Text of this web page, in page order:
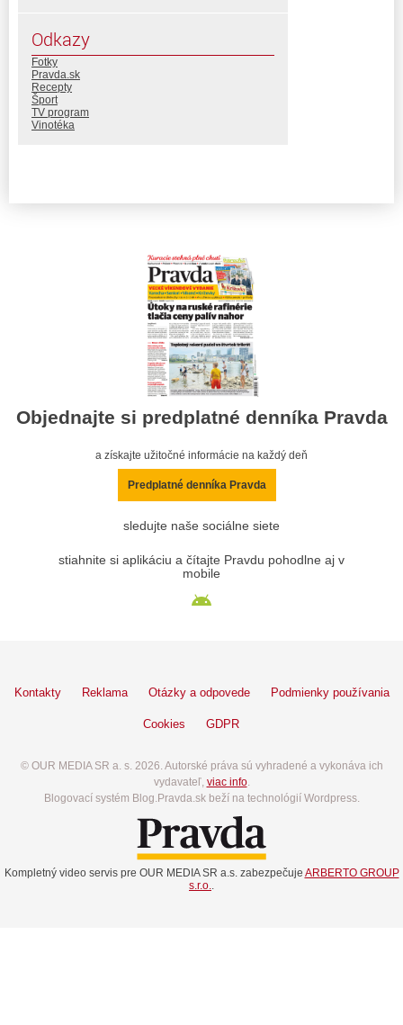
Odkazy
Fotky
Pravda.sk
Recepty
Šport
TV program
Vinotéka
Objednajte si predplatné denníka Pravda
a získajte užitočné informácie na každý deň
Predplatné denníka Pravda
sledujte naše sociálne siete
stiahnite si aplikáciu a čítajte Pravdu pohodlne aj v
mobile
Kontakty Reklama Otázky a odpovede Podmienky používania
Cookies GDPR
© OUR MEDIA SR a. s. 2026. Autorské práva sú vyhradené a vykonáva ich
vydavateľ, viac info.
Blogovací systém Blog.Pravda.sk beží na technológií Wordpress.
Kompletný video servis pre OUR MEDIA SR a.s. zabezpečuje ARBERTO GROUP
s.r.o..